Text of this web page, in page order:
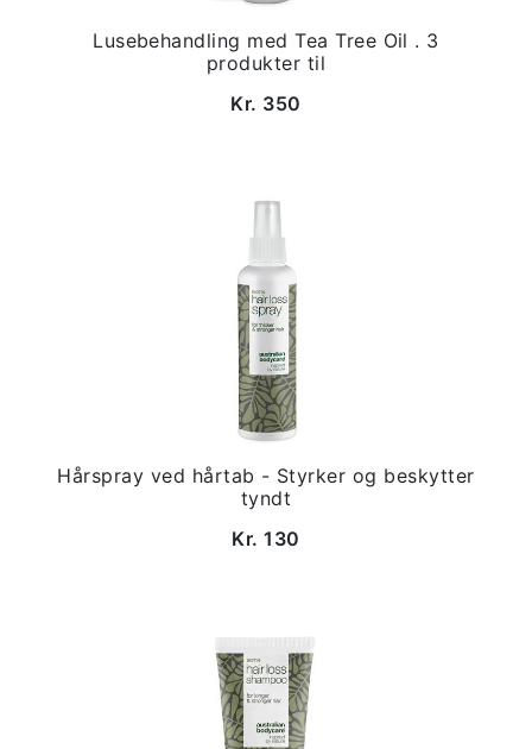
Lusebehandling med Tea Tree Oil . 3
produkter til
Kr. 350
Hårspray ved hårtab - Styrker og beskytter
tyndt
Kr. 130